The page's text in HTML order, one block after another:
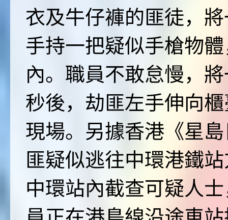
衣及牛仔褲的匪徒，
手持一把疑似手槍物
內。職員不敢怠慢，
秒後，劫匪左手伸向
現場。另據香港《星
匪疑似逃往中環港鐵
中環站內截查可疑人